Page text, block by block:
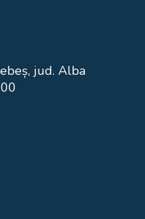
jud. Alba